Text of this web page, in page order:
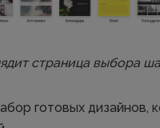
страница выбора
готовых